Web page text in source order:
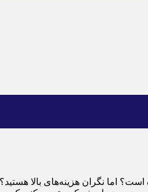
اما نگران هزینه‌های بالا